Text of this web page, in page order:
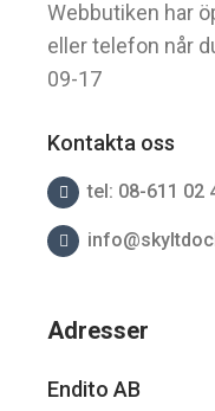
Webbutiken har
eller telefon når
09-17
Kontakta oss
tel: 08-611 02
Adresser
Endito AB